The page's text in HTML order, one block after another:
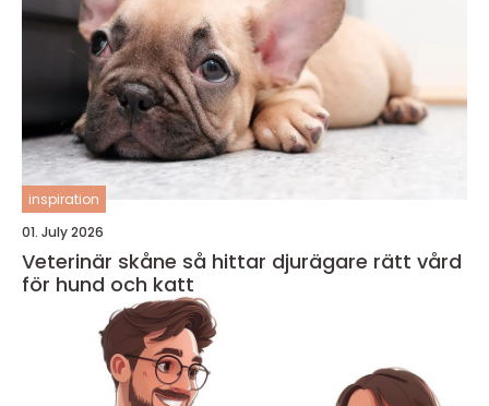
inspiration
01. July 2026
Veterinär skåne så hittar djurägare rätt vård
för hund och katt